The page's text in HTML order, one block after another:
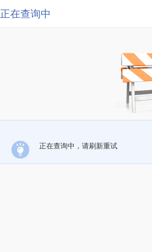
正在查询中
正在查询中，请刷新重试